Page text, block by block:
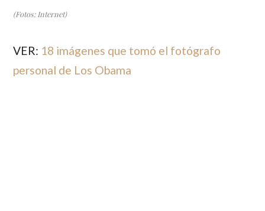
(Fotos: Internet)
VER: 18 imágenes que tomó el fotógrafo
personal de Los Obama